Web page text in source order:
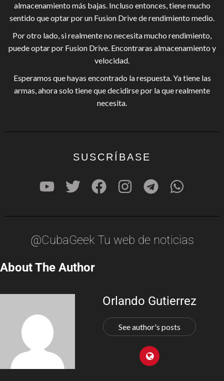
almacenamiento más bajas. Incluso entonces, tiene mucho
sentido que optar por un Fusion Drive de rendimiento medio.
Por otro lado, si realmente no necesita mucho rendimiento,
puede optar por Fusion Drive. Encontraras almacenamiento y
velocidad.
Esperamos que hayas encontrado la respuesta. Ya tiene las
armas, ahora solo tiene que decidirse por la que realmente
necesita.
SUSCRÍBASE
@CubaGeek Tu web de noticias
About The Author
Orlando Gutierrez
See author's posts